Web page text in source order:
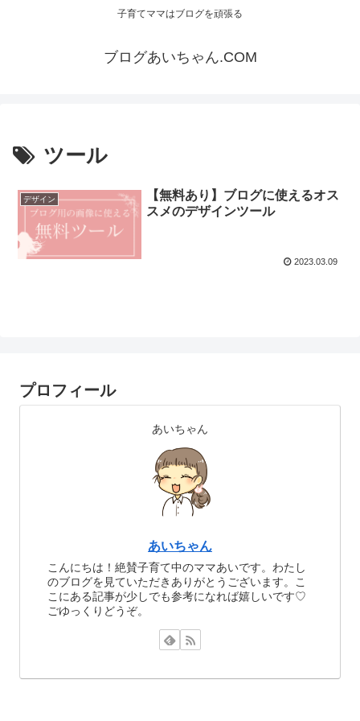
子育てママはブログを頑張る
ブログあいちゃん.COM
ツール
デザイン
【無料あり】ブログに使えるオス
スメのデザインツール
2023.03.09
プロフィール
あいちゃん
あいちゃん
こんにちは！絶賛子育て中のママあいです。わたし
のブログを見ていただきありがとうございます。こ
こにある記事が少しでも参考になれば嬉しいです♡
ごゆっくりどうぞ。